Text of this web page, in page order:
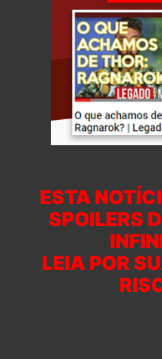
ESTA
SPOILERS
LEIA POR